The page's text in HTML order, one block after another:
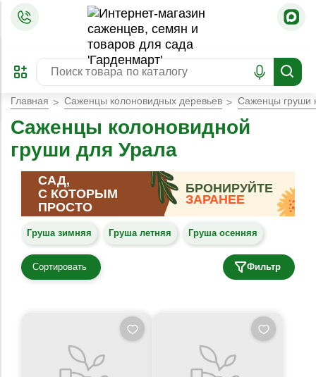
ПРЕДЗАКАЗ
ЗАБРОНИРОВАТЬ
ЛУЧШЕЕ
Главная Саженцы колоновидных деревьев Саженцы груши
Саженцы колоновидной
груши для Урала
САД,
С КОТОРЫМ
ПРОСТО
БРОНИРУЙТЕ
ЗАРАНЕЕ
Груша зимняя Груша летняя Груша осенняя
Сортировать Фильтр